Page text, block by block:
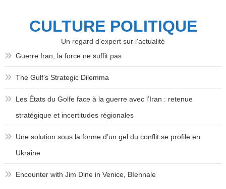
CULTURE POLITIQUE
Un regard d'expert sur l'actualité
Guerre Iran, la force ne suffit pas
The Gulf’s Strategic Dilemma
Les États du Golfe face à la guerre avec l’Iran : retenue
stratégique et incertitudes régionales
Une solution sous la forme d’un gel du conflit se profile en
Ukraine
Encounter with Jim Dine in Venice, BIennale